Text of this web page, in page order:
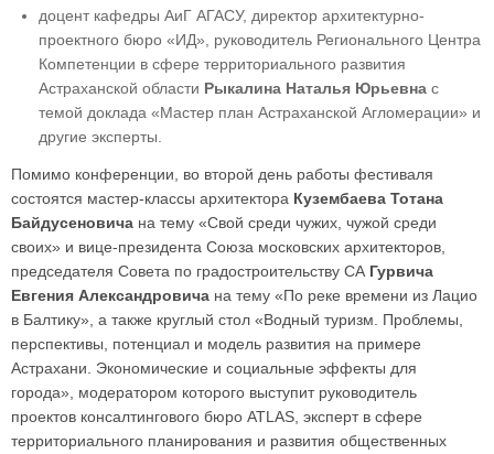
доцент кафедры АиГ АГАСУ, директор архитектурно-
проектного бюро «ИД», руководитель Регионального Центра
Компетенции в сфере территориального развития
Астраханской области Рыкалина Наталья Юрьевна с
темой доклада «Мастер план Астраханской Агломерации» и
другие эксперты.
Помимо конференции, во второй день работы фестиваля
состоятся мастер-классы архитектора Кузембаева Тотана
Байдусеновича на тему «Свой среди чужих, чужой среди
своих» и вице-президента Союза московских архитекторов,
председателя Совета по градостроительству СА Гурвича
Евгения Александровича на тему «По реке времени из Лацио
в Балтику», а также круглый стол «Водный туризм. Проблемы,
перспективы, потенциал и модель развития на примере
Астрахани. Экономические и социальные эффекты для
города», модератором которого выступит руководитель
проектов консалтингового бюро ATLAS, эксперт в сфере
территориального планирования и развития общественных